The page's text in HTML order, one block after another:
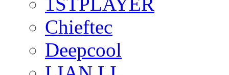
Chieftec
Deepcool